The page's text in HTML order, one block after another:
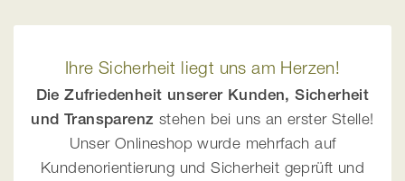
Ihre Sicherheit liegt uns am Herzen!
Die Zufriedenheit unserer Kunden, Sicherheit
und Transparenz stehen bei uns an erster Stelle!
Unser Onlineshop wurde mehrfach auf
Kundenorientierung und Sicherheit geprüft und